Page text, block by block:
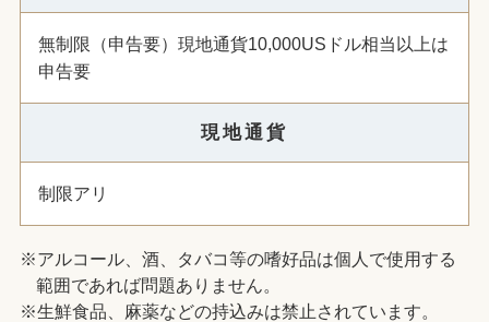
無制限（申告要）現地通貨10,000USドル相当以上は
申告要
現地通貨
制限アリ
※アルコール、酒、タバコ等の嗜好品は個人で使用する
範囲であれば問題ありません。
※生鮮食品、麻薬などの持込みは禁止されています。